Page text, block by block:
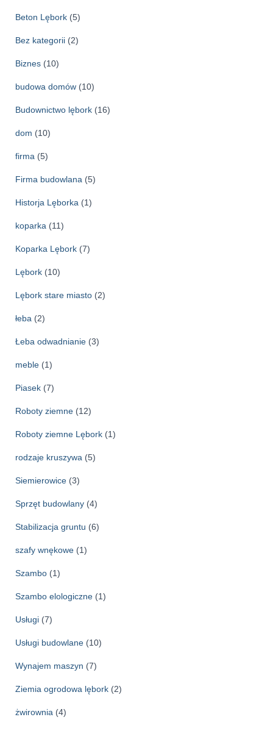
Beton Lębork (5)
Bez kategorii (2)
Biznes (10)
budowa domów (10)
Budownictwo lębork (16)
dom (10)
firma (5)
Firma budowlana (5)
Historja Lęborka (1)
koparka (11)
Koparka Lębork (7)
Lębork (10)
Lębork stare miasto (2)
łeba (2)
Łeba odwadnianie (3)
meble (1)
Piasek (7)
Roboty ziemne (12)
Roboty ziemne Lębork (1)
rodzaje kruszywa (5)
Siemierowice (3)
Sprzęt budowlany (4)
Stabilizacja gruntu (6)
szafy wnękowe (1)
Szambo (1)
Szambo elologiczne (1)
Usługi (7)
Usługi budowlane (10)
Wynajem maszyn (7)
Ziemia ogrodowa lębork (2)
żwirownia (4)